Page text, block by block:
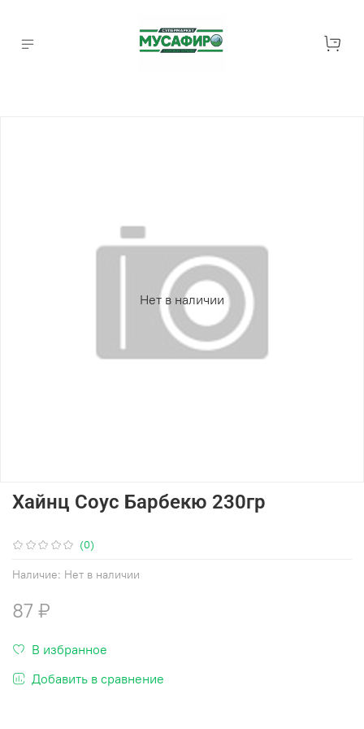
Нет в наличии
(0)
Наличие: Нет в наличии
Хайнц Соус Барбекю 230гр
87 ₽
В избранное
Добавить в сравнение